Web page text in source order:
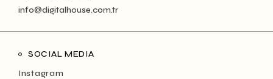
info@digitalhouse.com.tr
SOCIAL MEDIA
Instagram